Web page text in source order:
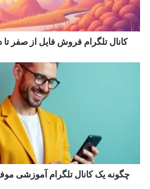
کانال تلگرام فروش فایل از صفر تا
چگونه یک کانال تلگرام آموزشی